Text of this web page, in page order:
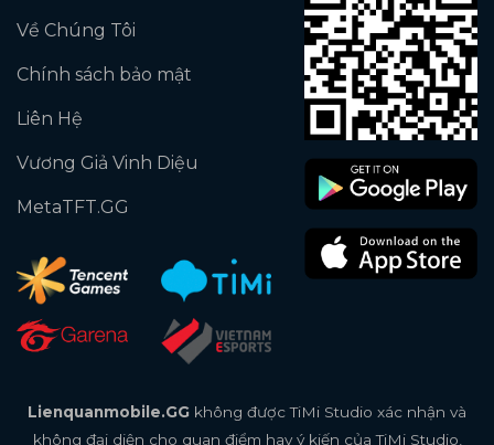
Về Chúng Tôi
Chính sách bảo mật
Liên Hệ
Vương Giả Vinh Diệu
MetaTFT.GG
Lienquanmobile.GG không được TiMi Studio xác nhận và
không đại diện cho quan điểm hay ý kiến của TiMi Studio,